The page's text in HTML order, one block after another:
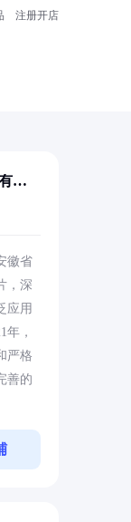
注册开店
限
徽省
，深
应用
年，
严格
善的